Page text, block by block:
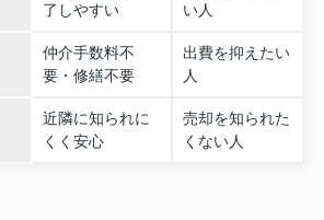
了しやすい
い人
仲介手数料不
要・修繕不要
出費を抑えたい
人
近隣に知られに
くく安心
売却を知られた
くない人